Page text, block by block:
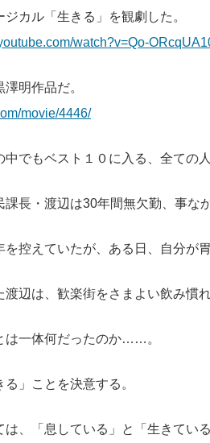
ジカル「生きる」を観劇した。
watch?v=Qo-
明作品だ。
movie/4446/
中でもベスト１０に入る、全ての
課長・渡辺は30年間無欠勤、事な
を控えていたが、ある日、自分が
渡辺は、歓楽街をさまよい飲み慣
は一体何だったのか……。
」ことを決意する。
は、「息している」と「生きてい